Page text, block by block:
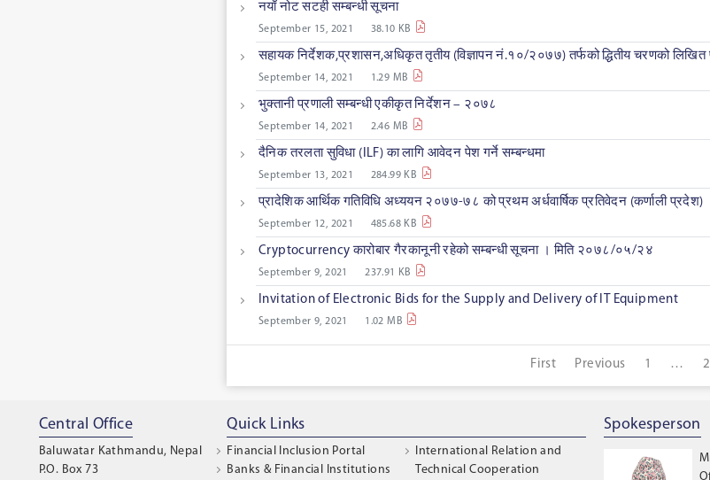
नयाँ नोट सटही सम्बन्धी सूचना
September 15, 2021 38.10 KB
सहायक निर्देशक,प्रशासन,अधिकृत तृतीय (विज्ञापन नं.१०/२०७७) तर्फको द्धितीय चरणको लिखित
September 14, 2021 1.29 MB
भुक्तानी प्रणाली सम्बन्धी एकीकृत निर्देशन – २०७८
September 14, 2021 2.46 MB
दैनिक तरलता सुविधा (ILF) का लागि आवेदन पेश गर्ने सम्बन्धमा
September 13, 2021 284.99 KB
प्रादेशिक आर्थिक गतिविधि अध्ययन २०७७-७८ को प्रथम अर्धवार्षिक प्रतिवेदन (कर्णाली प्रदेश)
September 12, 2021 485.68 KB
Cryptocurrency कारोबार गैरकानूनी रहेको सम्बन्धी सूचना । मिति २०७८/०५/२४
September 9, 2021 237.91 KB
Invitation of Electronic Bids for the Supply and Delivery of IT Equipment
September 9, 2021 1.02 MB
First Previous 1 …
Central Office
Baluwatar Kathmandu, Nepal
P.O. Box 73
Quick Links
Financial Inclusion Portal
Banks & Financial Institutions
International Relation and
Technical Cooperation
Spokesperson